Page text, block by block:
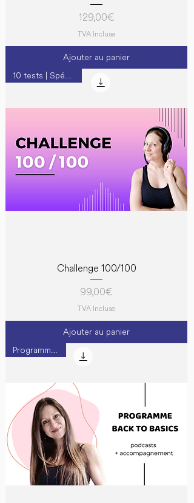
Prix
129,00 €
TVA Incluse
Ajouter au panier
10 tests | Spécial B1
Challenge 100/100
Prix
99,00 €
TVA Incluse
Ajouter au panier
Programme N°1